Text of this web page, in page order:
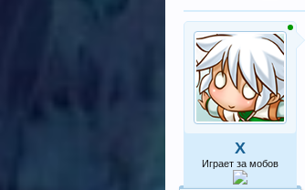
X
Играет за мобов